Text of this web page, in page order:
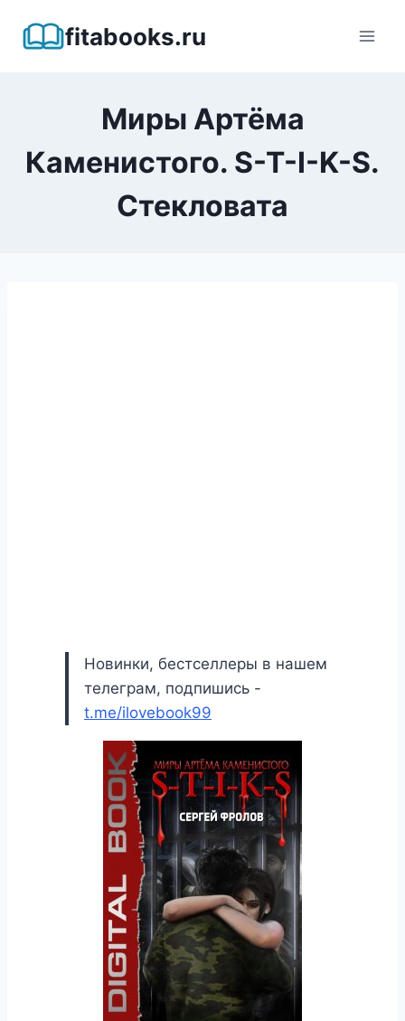
fitabooks.ru
Миры Артёма
Каменистого. S-T-I-K-S.
Стекловата
Новинки, бестселлеры в нашем
телеграм, подпишись -
t.me/ilovebook99